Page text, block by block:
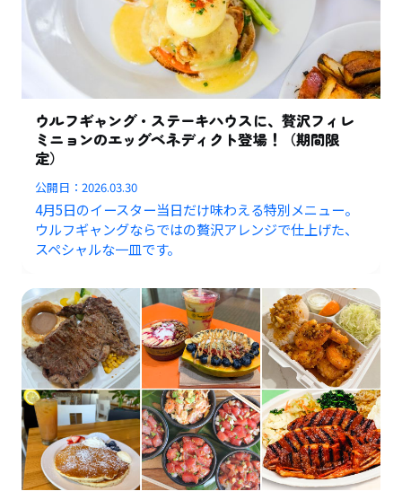
ウルフギャング・ステーキハウスに、贅沢フィレ
ミニョンのエッグベネディクト登場！（期間限
定）
公開日：2026.03.30
4月5日のイースター当日だけ味わえる特別メニュー。
ウルフギャングならではの贅沢アレンジで仕上げた、
スペシャルな一皿です。